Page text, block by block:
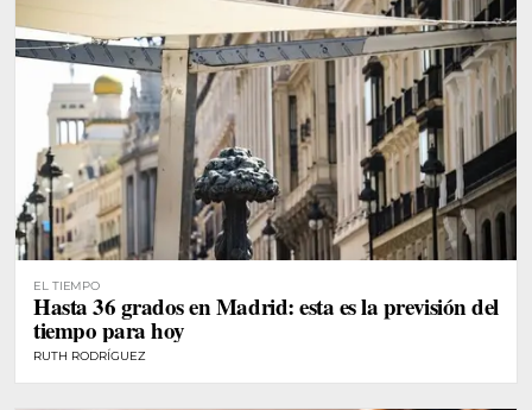
EL TIEMPO
Hasta 36 grados en Madrid: esta es la previsión del
tiempo para hoy
RUTH RODRÍGUEZ